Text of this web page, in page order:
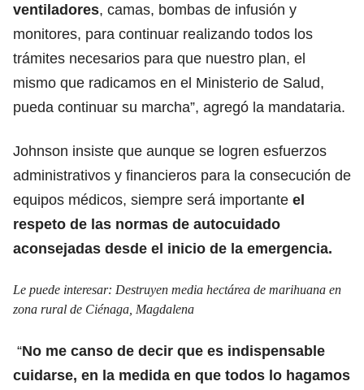
ventiladores, camas, bombas de infusión y
monitores, para continuar realizando todos los
trámites necesarios para que nuestro plan, el
mismo que radicamos en el Ministerio de Salud,
pueda continuar su marcha”, agregó la mandataria.
Johnson insiste que aunque se logren esfuerzos
administrativos y financieros para la consecución de
equipos médicos, siempre será importante el
respeto de las normas de autocuidado
aconsejadas desde el inicio de la emergencia.
Le puede interesar: Destruyen media hectárea de marihuana en
zona rural de Ciénaga, Magdalena
“No me canso de decir que es indispensable
cuidarse, en la medida en que todos lo hagamos